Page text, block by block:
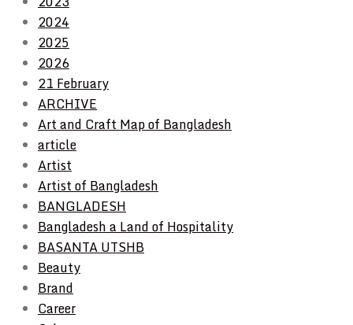
2024
2025
2026
21 February
ARCHIVE
Art and Craft Map of Bangladesh
article
Artist
Artist of Bangladesh
BANGLADESH
Bangladesh a Land of Hospitality
BASANTA UTSHB
Beauty
Brand
Career